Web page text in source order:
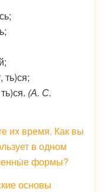
(А. С.
их время. Как вы
в одном
формы?
основы